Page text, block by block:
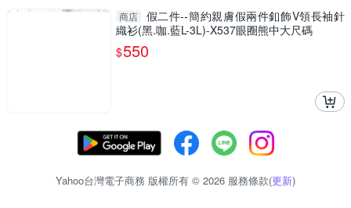
商店
假二件--簡約親膚假兩件釦飾V領長袖針
織衫(黑.咖.藍L-3L)-X537眼圈熊中大尺碼
$550
Yahoo台灣電子商務 版權所有 © 2026 服務條款(更新)